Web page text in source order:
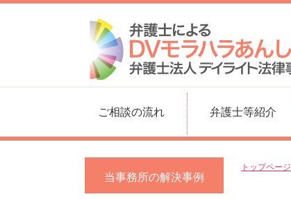
ご相談の流れ 弁護士等紹介
トップページ
当事務所の解決事例